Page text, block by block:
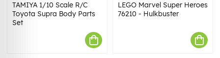
TAMIYA 1/10 Scale R/C
Toyota Supra Body Parts
Set
LEGO Marvel Super Heroes
76210 - Hulkbuster​